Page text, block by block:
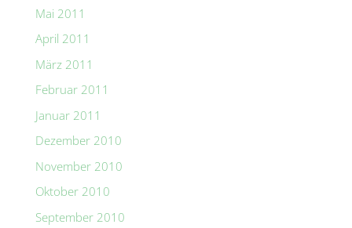
Mai 2011
April 2011
März 2011
Februar 2011
Januar 2011
Dezember 2010
November 2010
Oktober 2010
September 2010